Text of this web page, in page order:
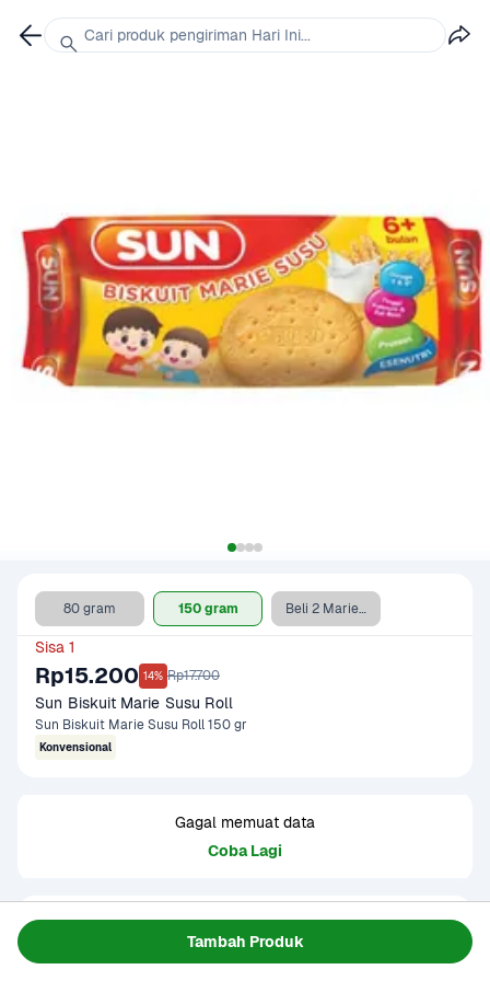
Tambah Produk
80 gram 150 gram Beli 2 Marie Susu 80 gr Gratis 1 Marie Keju 80 gr
Sisa 1
Rp15.200 14% Rp17.700
Sun Biskuit Marie Susu Roll
Sun Biskuit Marie Susu Roll 150 gr
Konvensional
Gagal memuat data
Coba Lagi
Informasi Produk
Sun Biskuit Balita 80 gram adalah biskuit bergizi yang
Cari produk pengiriman Hari Ini...